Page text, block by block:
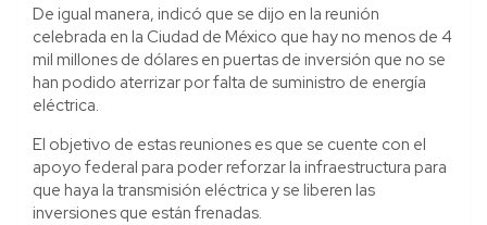
De igual manera, indicó que se dijo en la reunión
celebrada en la Ciudad de México que hay no menos de 4
mil millones de dólares en puertas de inversión que no se
han podido aterrizar por falta de suministro de energía
eléctrica.
El objetivo de estas reuniones es que se cuente con el
apoyo federal para poder reforzar la infraestructura para
que haya la transmisión eléctrica y se liberen las
inversiones que están frenadas.